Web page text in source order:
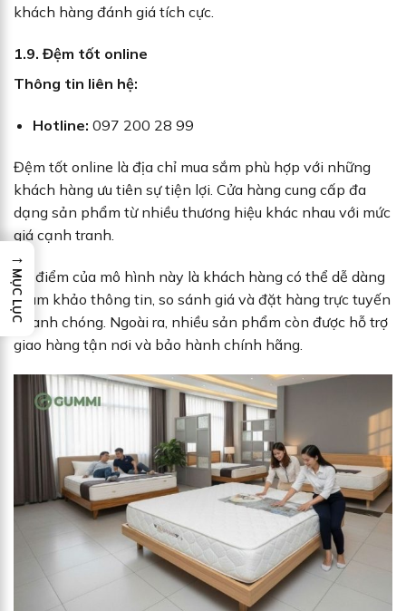
khách hàng đánh giá tích cực.
1.9. Đệm tốt online
Thông tin liên hệ:
Hotline: 097 200 28 99
Đệm tốt online là địa chỉ mua sắm phù hợp với những
khách hàng ưu tiên sự tiện lợi. Cửa hàng cung cấp đa
dạng sản phẩm từ nhiều thương hiệu khác nhau với mức
giá cạnh tranh.
Ưu điểm của mô hình này là khách hàng có thể dễ dàng
tham khảo thông tin, so sánh giá và đặt hàng trực tuyến
nhanh chóng. Ngoài ra, nhiều sản phẩm còn được hỗ trợ
giao hàng tận nơi và bảo hành chính hãng.
→
MỤC LỤC